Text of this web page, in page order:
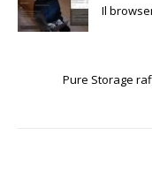
Il
Pure Storage